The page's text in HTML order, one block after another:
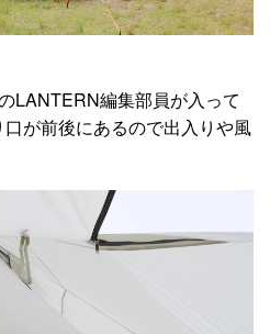
LANTERN編集部員が入って
が前後にあるので出入りや風